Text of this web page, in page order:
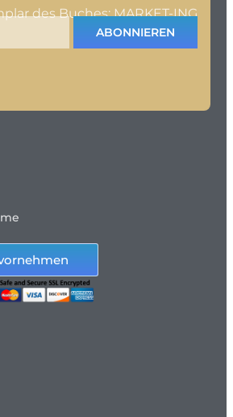
des Buches: MARKET-ING
ABONNIEREN